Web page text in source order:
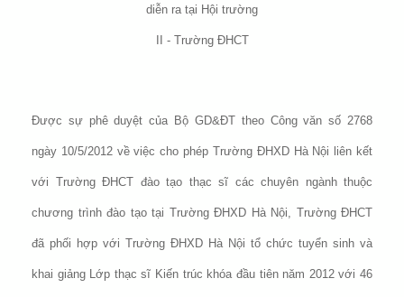
diễn ra tại Hội trường
II - Trường ĐHCT
Được sự phê duyệt của Bộ GD&ĐT theo Công văn số 2768
ngày 10/5/2012 về việc cho phép Trường ĐHXD Hà Nội liên kết
với Trường ĐHCT đào tạo thạc sĩ các chuyên ngành thuộc
chương trình đào tạo tại Trường ĐHXD Hà Nội, Trường ĐHCT
đã phối hợp với Trường ĐHXD Hà Nội tổ chức tuyển sinh và
khai giảng Lớp thạc sĩ Kiến trúc khóa đầu tiên năm 2012 với 46